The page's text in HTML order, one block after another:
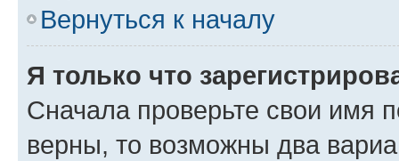
Вернуться к началу
Я только что
Сначала проверьте свои имя
верны, то возможны два